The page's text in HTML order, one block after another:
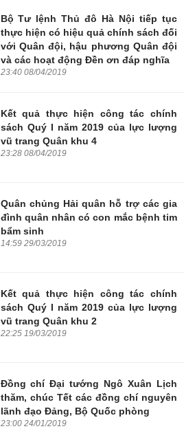
Bộ Tư lệnh Thủ đô Hà Nội tiếp tục
thực hiện có hiệu quả chính sách đối
với Quân đội, hậu phương Quân đội
và các hoạt động Đền ơn đáp nghĩa
23:40 08/04/2019
Kết quả thực hiện công tác chính
sách Quý I năm 2019 của lực lượng
vũ trang Quân khu 4
23:28 08/04/2019
Quân chủng Hải quân hỗ trợ các gia
đình quân nhân có con mắc bệnh tim
bẩm sinh
14:59 29/03/2019
Kết quả thực hiện công tác chính
sách Quý I năm 2019 của lực lượng
vũ trang Quân khu 2
22:25 19/03/2019
Đồng chí Đại tướng Ngô Xuân Lịch
thăm, chúc Tết các đồng chí nguyên
lãnh đạo Đảng, Bộ Quốc phòng
23:00 24/01/2019